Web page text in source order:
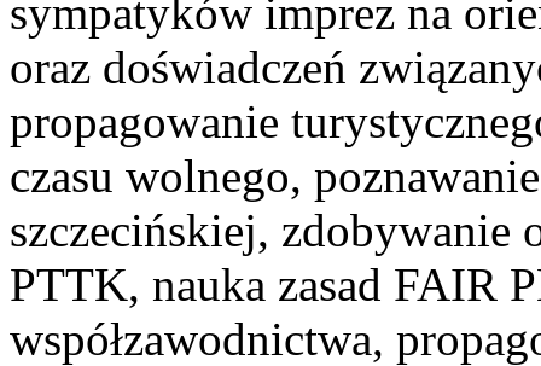
sympatyków imprez na
oraz doświadczeń
propagowanie
czasu wolnego,
szczecińskiej,
PTTK, nauka zasad FAIR
współzawodnictwa,